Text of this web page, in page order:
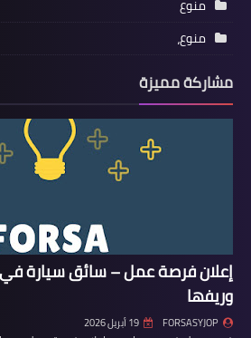
منوع
منوع،
مشاركة مميزة
إعلان فرصة عمل – سائق سيارة
وريفها
FORSASYJOP 19 أبريل 2026